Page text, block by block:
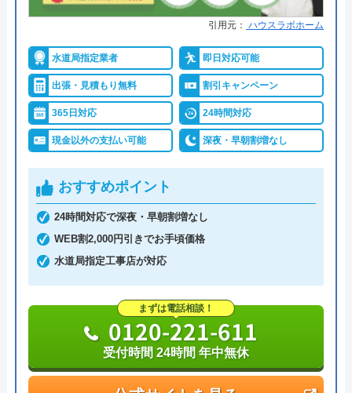
●保証・保険
工事保証12年・商品保証10年(最
詳細は公式HPでご確認ください
イースマイルがおすすめの理由
イースマイルは対応する自治体で適切な工事ができ
ると認められている水道局指定業者です。
土日祝日・深夜早朝含む24時間365日、いつ相談し
ても割増料金がかからず、作業が始まるまでは一切
費用がかからないかなり信頼できる業者です。
実績も豊富で、スタッフの研修にも力を入れている
ため技術力はもちろん接客もよく、トイレや排水
管、給湯器や蛇口の修理交換まで水回りのことなら
何でも相談できます。
引用元： ハウスラボホーム
水道局指定業者 即日対応可能
出張・見積もり無料 割引キャンペーン
365日対応 24時間対応
現金以外の支払い可能 深夜・早朝割増なし
おすすめポイント
24時間対応で深夜・早朝割増なし
WEB割2,000円引きでお手頃価格
水道局指定工事店が対応
まずは電話相談！
0120-221-611
受付時間 24時間 年中無休